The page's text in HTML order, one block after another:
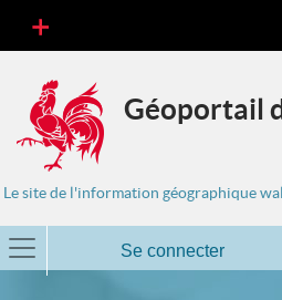
Géoportail
Le site de l'information géographique
Se connecter